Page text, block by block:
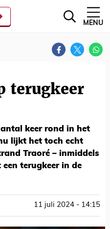
MENU
terugkeer
keer rond in het
lijkt het toch echt
Traoré – inmiddels
terugkeer in de
11 juli 2024 - 14:15